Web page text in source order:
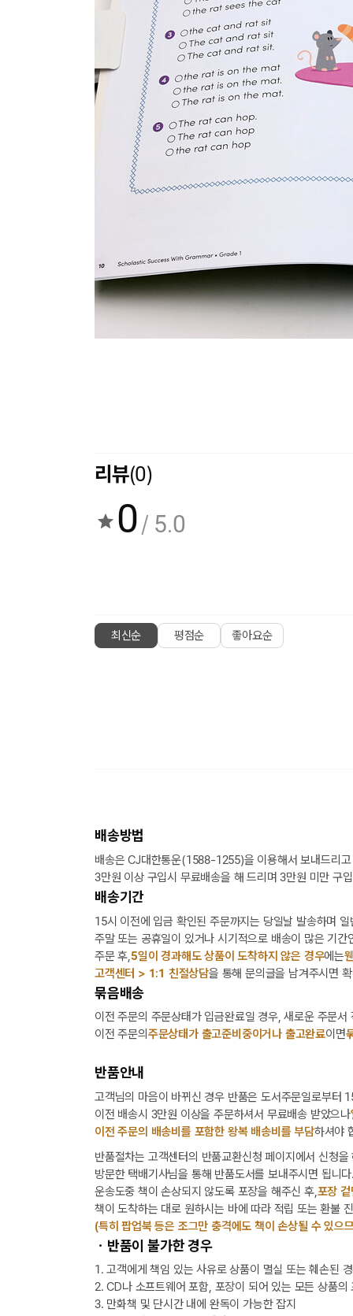
리뷰(0)
0/ 5.0
최신순 평점순 좋아요순
배송방법
배송은 CJ대한통운(1588-1255)을 이용해서 보내드리
3만원 이상 구입시 무료배송을 해 드리며 3만원 미만 구
배송기간
15시 이전에 입금 확인된 주문까지는 당일날 발송하며
주말 또는 공휴일이 있거나 시기적으로 배송이 많은 기
주문 후,5일이 경과해도 상품이 도착하지 않은 경우에는
고객센터 > 1:1 친절상담을 통해 문의글을 남겨주시면
묶음배송
이전 주문의 주문상태가 입금완료일 경우, 새로운 주문
이전 주문의 주문상태가 출고준비중이거나 출고완료이면
반품안내
고객님의 마음이 바뀌신 경우 반품은 도서주문일로부터
이전 배송시 3만원 이상을 주문하셔서 무료배송 받았으나
이전 주문의 배송비를 포함한 왕복 배송비를 부담하셔야
반품절차는 고객센터의 반품교환신청 페이지에서 신청
방문한 택배기사님을 통해 반품도서를 보내주시면 됩니
운송도중 책이 손상되지 않도록 포장을 해주신 후,포장
책이 도착하는 대로 원하시는 바에 따라 적립 또는 환불
(특히 팝업북 등은 조그만 충격에도 책이 손상될 수 있으
ㆍ반품이 불가한 경우
1. 고객에게 책임 있는 사유로 상품이 멸실 또는 훼손된
2. CD나 소프트웨어 포함, 포장이 되어 있는 모든 상품의
3. 만화책 및 단시간 내에 완독이 가능한 잡지